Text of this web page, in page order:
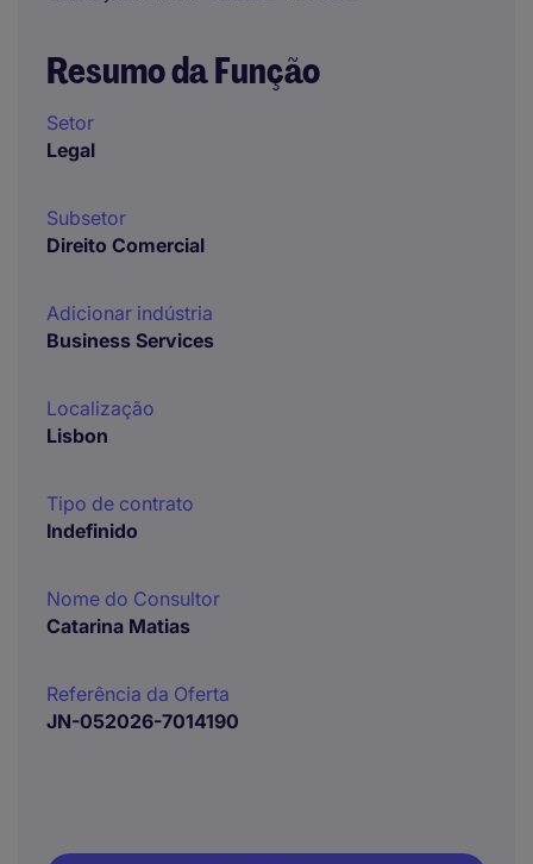
Resumo da Função
Setor
Legal
Subsetor
Direito Comercial
Adicionar indústria
Business Services
Localização
Lisbon
Tipo de contrato
Indefinido
Nome do Consultor
Catarina Matias
Referência da Oferta
JN-052026-7014190